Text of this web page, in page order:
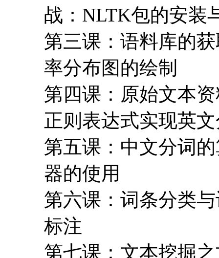
战：NLTK包的安装
第三课：语料库的
率分布图的绘制
第四课：原始文本
正则表达式实现英
第五课：中文分词
器的使用
第六课：词条分类
标注
第七课：文本挖掘